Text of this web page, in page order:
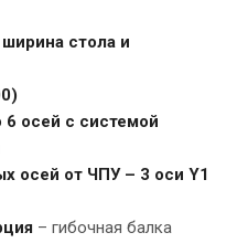
стола и
6 осей с системой
осей от ЧПУ – 3 оси Y1
– гибочная балка